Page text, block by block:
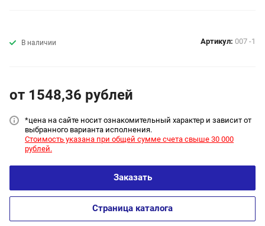
В наличии Артикул: 007 -1
от 1548,36 рублей
*цена на сайте носит ознакомительный характер и зависит от
выбранного варианта исполнения.
Стоимость указана при общей сумме счета свыше 30 000
рублей.
Заказать
Страница каталога